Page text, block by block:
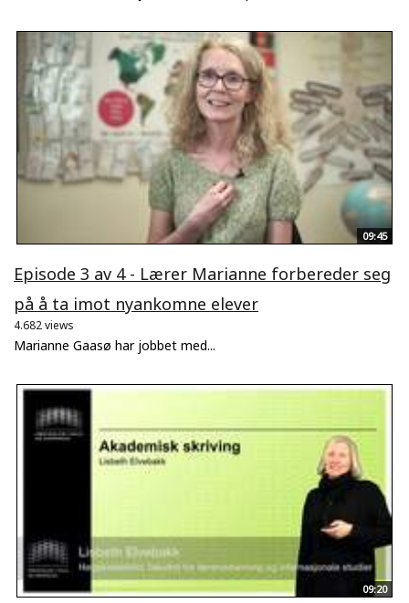
09:45
Episode 3 av 4 - Lærer Marianne forbereder seg
på å ta imot nyankomne elever
4.682 views
Marianne Gaasø har jobbet med...
09:20